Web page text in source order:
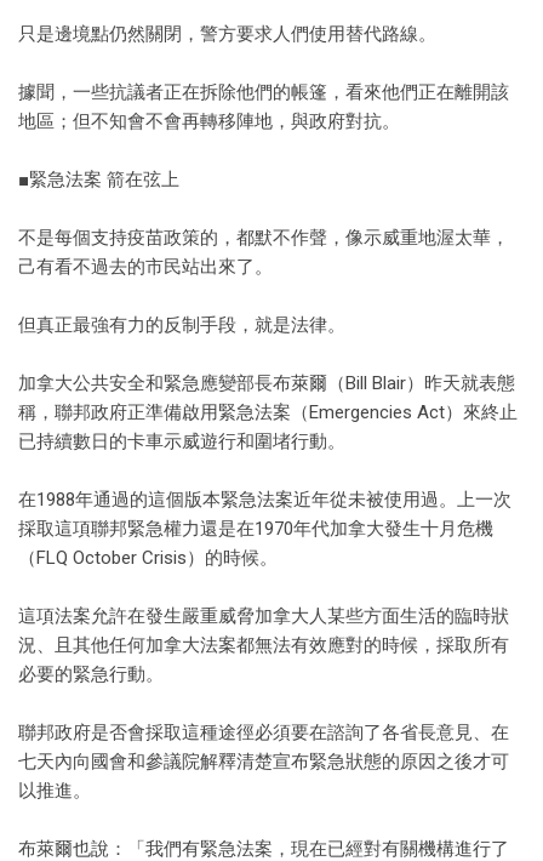
只是邊境點仍然關閉，警方要求人們使用替代路線。
據聞，一些抗議者正在拆除他們的帳篷，看來他們正在離開該
地區；但不知會不會再轉移陣地，與政府對抗。
■緊急法案 箭在弦上
不是每個支持疫苗政策的，都默不作聲，像示威重地渥太華，
己有看不過去的市民站出來了。
但真正最強有力的反制手段，就是法律。
加拿大公共安全和緊急應變部長布萊爾（Bill Blair）昨天就表態
稱，聯邦政府正準備啟用緊急法案（Emergencies Act）來終止
已持續數日的卡車示威遊行和圍堵行動。
在1988年通過的這個版本緊急法案近年從未被使用過。上一次
採取這項聯邦緊急權力還是在1970年代加拿大發生十月危機
（FLQ October Crisis）的時候。
這項法案允許在發生嚴重威脅加拿大人某些方面生活的臨時狀
況、且其他任何加拿大法案都無法有效應對的時候，採取所有
必要的緊急行動。
聯邦政府是否會採取這種途徑必須要在諮詢了各省長意見、在
七天內向國會和參議院解釋清楚宣布緊急狀態的原因之後才可
以推進。
布萊爾也說：「我們有緊急法案，現在已經對有關機構進行了